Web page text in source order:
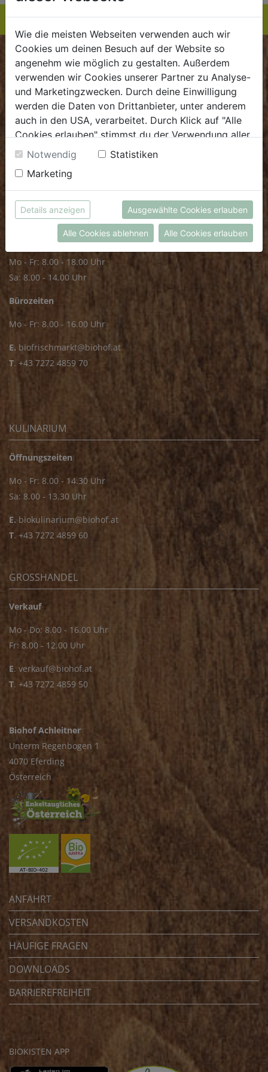
BIOKISTE
Kundenservice
Mo - Do: 8.00 - 16.00 Uhr
Fr: 8.00 - 15.00 Uhr
.dieBiokiste@biohof.at
.+43 7272 2597
FRISCHMARKT
Öffnungszeiten
Mo - Fr: 8.00 - 18.00 Uhr
Sa: 8.00 - 14.00 Uhr
Bürozeiten
Mo - Fr: 8.00 - 16.00 Uhr
E. biofrischmarkt@biohof.at
T. +43 7272 4859 70
KULINARIUM
Öffnungszeiten
Mo - Fr: 8.00 - 14.30 Uhr
Sa: 8.00 - 13.30 Uhr
E. biokulinarium@biohof.at
T. +43 7272 4859 60
GROSSHANDEL
Verkauf
Mo - Do: 8.00 - 16.00 Uhr
Fr: 8.00 - 12.00 Uhr
E. verkauf@biohof.at
T. +43 7272 4859 50
Biohof Achleitner
Unterm Regenbogen 1
4070 Eferding
Österreich
ANFAHRT
VERSANDKOSTEN
HÄUFIGE FRAGEN
DOWNLOADS
BARRIEREFREIHEIT
BIOKISTEN APP
Wie die meisten Webseiten verwenden auch wir
Cookies um deinen Besuch auf der Website so
angenehm wie möglich zu gestalten. Außerdem
verwenden wir Cookies unserer Partner zu Analyse-
und Marketingzwecken. Durch deine Einwilligung
werden die Daten von Drittanbieter, unter anderem
auch in den USA, verarbeitet. Durch Klick auf "Alle
Cookies erlauben" stimmst du der Verwendung aller
Cookies zu. Unter "Details anzeigen" findest du alle
Infos zu den unterschiedlichen Cookies, du kannst
auch entscheiden, welche Cookies du erlauben
möchtest.
Weitere Informationen findest du in unserer
Datenschutzerklärung
bzw. imImpressum
Notwendig
Statistiken
Marketing
Details anzeigen Ausgewählte Cookies erlauben
Alle Cookies ablehnen Alle Cookies erlauben